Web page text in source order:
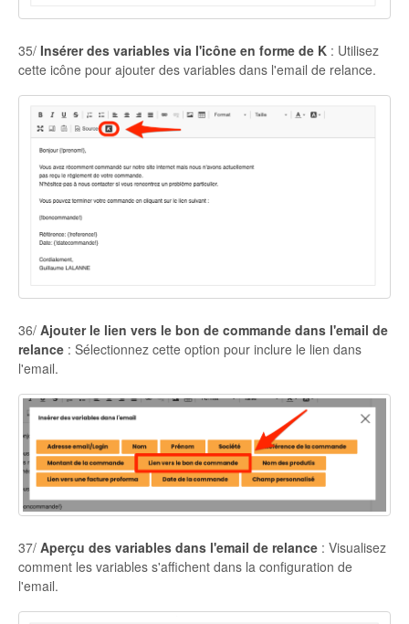
35/ Insérer des variables via l'icône en forme de K : Utilisez
cette icône pour ajouter des variables dans l'email de relance.
36/ Ajouter le lien vers le bon de commande dans l'email de
relance : Sélectionnez cette option pour inclure le lien dans
l'email.
37/ Aperçu des variables dans l'email de relance : Visualisez
comment les variables s'affichent dans la configuration de
l'email.